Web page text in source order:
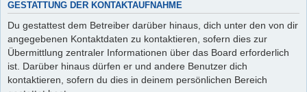
GESTATTUNG DER KONTAKTAUFNAHME
Du gestattest dem Betreiber darüber hinaus, dich unter den von dir
angegebenen Kontaktdaten zu kontaktieren, sofern dies zur
Übermittlung zentraler Informationen über das Board erforderlich
ist. Darüber hinaus dürfen er und andere Benutzer dich
kontaktieren, sofern du dies in deinem persönlichen Bereich